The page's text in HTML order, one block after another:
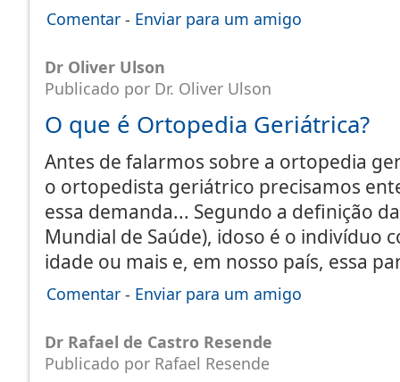
Comentar - Enviar para um amigo
Dr Oliver Ulson
Publicado por Dr. Oliver Ulson
O que é Ortopedia Geriátrica?
Antes de falarmos sobre a ortopedia
o ortopedista geriátrico precisamos
essa demanda... Segundo a definição
Mundial de Saúde), idoso é o indivíduo
idade ou mais e, em nosso país, essa
Comentar - Enviar para um amigo
Dr Rafael de Castro Resende
Publicado por Rafael Resende